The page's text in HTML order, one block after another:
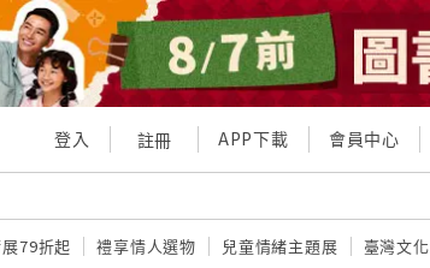
登入 註冊 APP下載 會員中心
79折起 禮享情人選物 兒童情緒主題展 臺灣文